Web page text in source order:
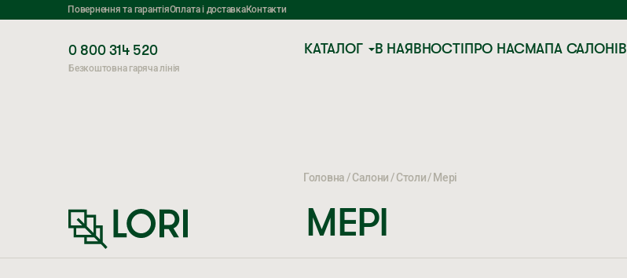
Повернення та гарантіяОплата і доставкаКонтакти
0 800 314 520
Безкоштовна гаряча лінія
КАТАЛОГ В НАЯВНОСТІ ПРО НАСМАПА САЛОНІВ
Головна Салони Столи Мері
МЕРІ